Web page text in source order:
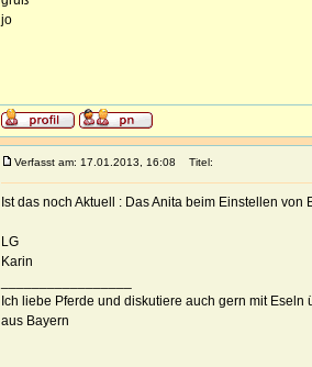
jo
Verfasst am: 17.01.2013, 16:08 Titel:
Ist das noch Aktuell : Das Anita beim Einstellen von
LG
Karin
Ich liebe Pferde und diskutiere auch gern mit
aus Bayern